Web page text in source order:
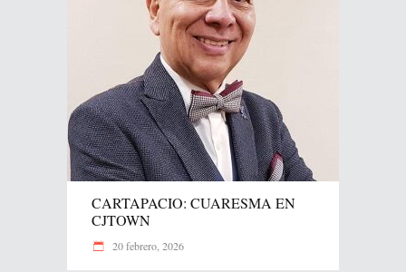
CARTAPACIO: CUARESMA EN
CJTOWN
20 febrero, 2026